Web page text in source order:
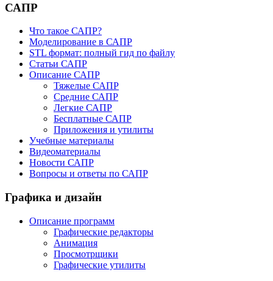
САПР
Что такое САПР?
Моделирование в САПР
STL формат: полный гид по файлу
Статьи САПР
Описание САПР
Тяжелые САПР
Средние САПР
Легкие САПР
Бесплатные САПР
Приложения и утилиты
Учебные материалы
Видеоматериалы
Новости САПР
Вопросы и ответы по САПР
Графика и дизайн
Описание программ
Графические редакторы
Анимация
Просмотрщики
Графические утилиты